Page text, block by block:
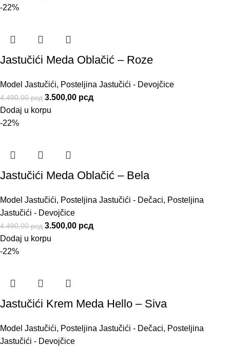
-22%
Jastučići Meda Oblačić – Roze
Model Jastučići, Posteljina Jastučići - Devojčice
4.490,00рсд 3.500,00 рсд
Dodaj u korpu
-22%
Jastučići Meda Oblačić – Bela
Model Jastučići, Posteljina Jastučići - Dečaci, Posteljina
Jastučići - Devojčice
4.490,00рсд 3.500,00 рсд
Dodaj u korpu
-22%
Jastučići Krem Meda Hello – Siva
Model Jastučići, Posteljina Jastučići - Dečaci, Posteljina
Jastučići - Devojčice